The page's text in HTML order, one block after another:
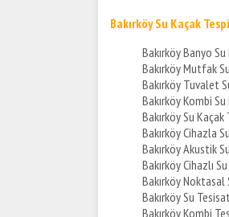
Bakırköy Su Kaçak
Bakırköy Banyo
Bakırköy Mutfak
Bakırköy Tuvalet
Bakırköy Kombi
Bakırköy Su
Bakırköy Cihazla
Bakırköy Akustik
Bakırköy Cihazlı
Bakırköy Noktasal
Bakırköy Su
Bakırköy Kombi